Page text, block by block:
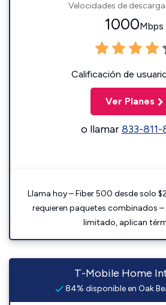
Velocidades de
1000Mbps
Calificación de
Ver Planes
o llamar833-
Llama hoy – Fiber 500 desde solo
requieren paquetes combinados
limitado, aplican
T-Mobile Home
84% disponible en Oak